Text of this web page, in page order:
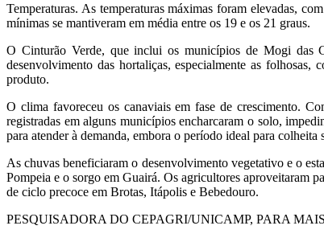
Temperaturas. As temperaturas máximas foram elevadas,
mínimas se mantiveram em média entre os 19 e os 21 graus.
O Cinturão Verde, que inclui os municípios de Mogi das
desenvolvimento das hortaliças, especialmente as
produto.
O clima favoreceu os canaviais em fase de crescimento.
registradas em alguns municípios encharcaram o solo,
para atender à demanda, embora o período ideal para
As chuvas beneficiaram o desenvolvimento vegetativo e o
Pompeia e o sorgo em Guairá. Os agricultores aproveitaram
de ciclo precoce em Brotas, Itápolis e Bebedouro.
PESQUISADORA DO CEPAGRI/UNICAMP, PARA